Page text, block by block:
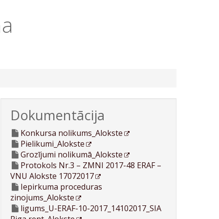
Dokumentācija
Konkursa nolikums_Alokste
Pielikumi_Alokste
Grozījumi nolikumā_Alokste
Protokols Nr.3 – ZMNI 2017-48 ERAF –
VNU Alokste 17072017
Iepirkuma proceduras
zinojums_Alokste
ligums_U-ERAF-10-2017_14102017_SIA